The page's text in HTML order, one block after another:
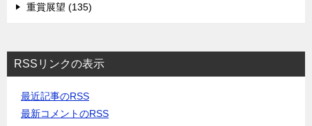
重賞展望 (135)
RSSリンクの表示
最近記事のRSS
最新コメントのRSS